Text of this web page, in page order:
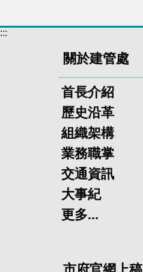
:::
關於建管處
首長介紹
歷史沿革
組織架構
業務職掌
交通資訊
大事紀
更多...